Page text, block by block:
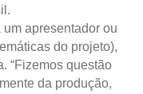
apresentador ou
do projeto),
“Fizemos questão
da produção,